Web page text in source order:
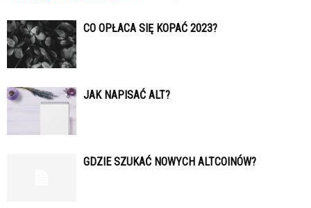
CO OPŁACA SIĘ KOPAĆ 2023?
JAK NAPISAĆ ALT?
GDZIE SZUKAĆ NOWYCH ALTCOINÓW?